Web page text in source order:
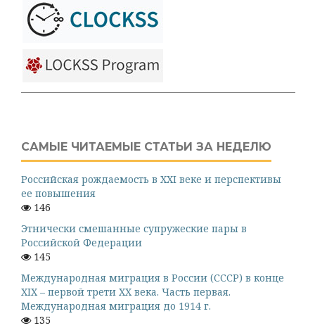
САМЫЕ ЧИТАЕМЫЕ СТАТЬИ ЗА НЕДЕЛЮ
Российская рождаемость в XXI веке и перспективы
ее повышения
146
Этнически смешанные супружеские пары в
Российской Федерации
145
Международная миграция в России (СССР) в конце
XIX – первой трети XX века. Часть первая.
Международная миграция до 1914 г.
135